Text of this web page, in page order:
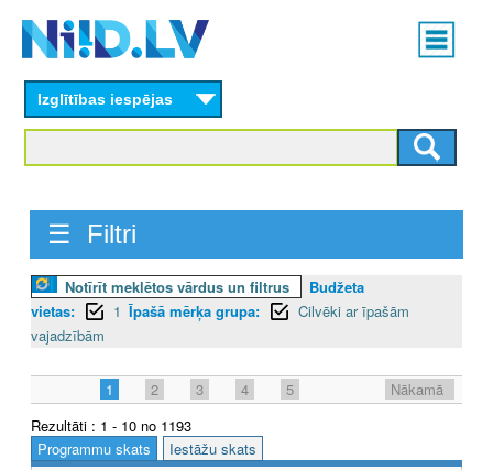
content
Main
menu
Izglītības iespējas
☰ Filtri
Notīrīt meklētos vārdus un filtrus
Budžeta
vietas:
1 Īpašā mērķa grupa:
Cilvēki ar īpašām
vajadzībām
1 2 3 4 5
Nākamā
Rezultāti : 1 - 10 no 1193
Programmu skats
Iestāžu skats